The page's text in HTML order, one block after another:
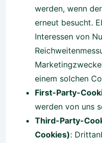
werden, wenn
erneut besucht.
Interessen von
einem solchen
First-Party-
werden von uns
Third-Party-
Cookies):